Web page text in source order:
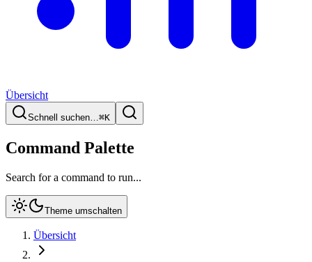
Übersicht
Schnell suchen…⌘K
Command Palette
Search for a command to run...
Theme umschalten
Übersicht